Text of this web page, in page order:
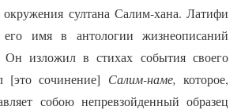
султана Салим-хана. Латифи
имя в антологии жизнеописаний
Он изложил в стихах события своего
[это сочинение] Салим-наме,которое,
собою непревзойденный образец